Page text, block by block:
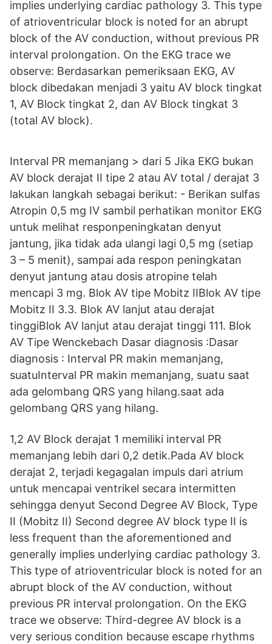
implies underlying cardiac pathology 3. This type
of atrioventricular block is noted for an abrupt
block of the AV conduction, without previous PR
interval prolongation. On the EKG trace we
observe: Berdasarkan pemeriksaan EKG, AV
block dibedakan menjadi 3 yaitu AV block tingkat
1, AV Block tingkat 2, dan AV Block tingkat 3
(total AV block).
Interval PR memanjang > dari 5 Jika EKG bukan
AV block derajat II tipe 2 atau AV total / derajat 3
lakukan langkah sebagai berikut: - Berikan sulfas
Atropin 0,5 mg IV sambil perhatikan monitor EKG
untuk melihat responpeningkatan denyut
jantung, jika tidak ada ulangi lagi 0,5 mg (setiap
3 – 5 menit), sampai ada respon peningkatan
denyut jantung atau dosis atropine telah
mencapi 3 mg. Blok AV tipe Mobitz IIBlok AV tipe
Mobitz II 3.3. Blok AV lanjut atau derajat
tinggiBlok AV lanjut atau derajat tinggi 111. Blok
AV Tipe Wenckebach Dasar diagnosis :Dasar
diagnosis : Interval PR makin memanjang,
suatuInterval PR makin memanjang, suatu saat
ada gelombang QRS yang hilang.saat ada
gelombang QRS yang hilang.
1,2 AV Block derajat 1 memiliki interval PR
memanjang lebih dari 0,2 detik.Pada AV block
derajat 2, terjadi kegagalan impuls dari atrium
untuk mencapai ventrikel secara intermitten
sehingga denyut Second Degree AV Block, Type
II (Mobitz II) Second degree AV block type II is
less frequent than the aforementioned and
generally implies underlying cardiac pathology 3.
This type of atrioventricular block is noted for an
abrupt block of the AV conduction, without
previous PR interval prolongation. On the EKG
trace we observe: Third-degree AV block is a
very serious condition because escape rhythms